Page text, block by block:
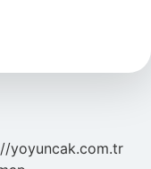
yoyuncak.com.tr